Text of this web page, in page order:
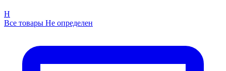
Н
Все товары Не определен